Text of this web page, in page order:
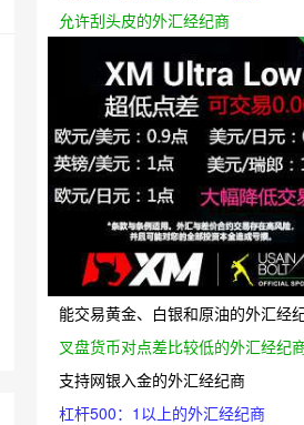
允许刮头皮的外汇经纪商
能交易黄金、白银和原油的外汇经
叉盘货币对点差比较低的外汇经纪
支持网银入金的外汇经纪商
杠杆500：1以上的外汇经纪商